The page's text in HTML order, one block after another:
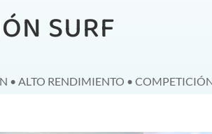
SURF
• ALTO RENDIMIENTO •